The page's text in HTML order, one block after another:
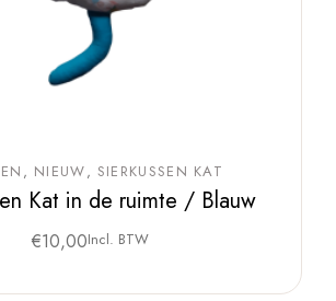
NIEUW SIERKUSSEN KAT
Kat in de ruimte / Blauw
€10,00Incl. BTW